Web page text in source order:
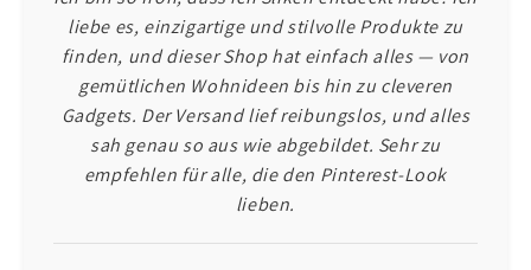
liebe es, einzigartige und stilvolle Produkte zu
finden, und dieser Shop hat einfach alles — von
gemütlichen Wohnideen bis hin zu cleveren
Gadgets. Der Versand lief reibungslos, und alles
sah genau so aus wie abgebildet. Sehr zu
empfehlen für alle, die den Pinterest-Look
lieben.